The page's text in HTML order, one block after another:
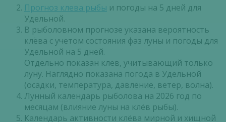
Прогноз клева рыбы и погоды на 5 дней для
Удельной.
В рыболовном прогнозе указана вероятность
клёва с учетом состояния фаз луны и погоды для
Удельной на 5 дней.
Отдельно показан клёв, учитывающий только
луну. Наглядно показана погода в Удельной
(осадки, температура, давление, ветер, волна).
Лунный календарь рыболова на 2026 год по
месяцам (влияние луны на клёв рыбы).
Календарь активности клёва мирной и хищной